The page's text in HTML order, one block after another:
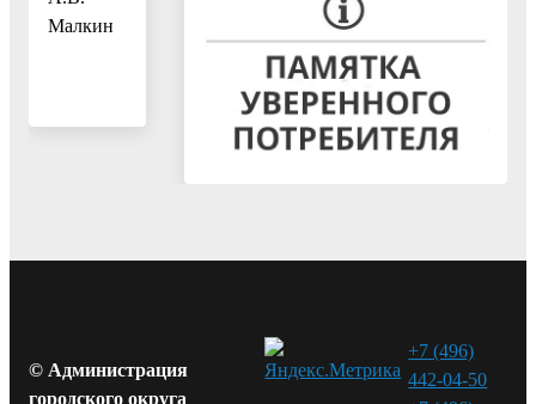
Малкин
© Администрация
городского округа
+7 (496)
442-04-50